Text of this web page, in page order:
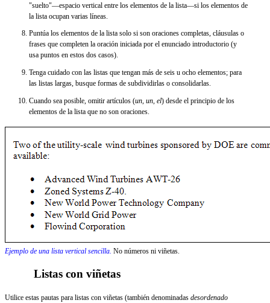
"suelto"—espacio vertical entre los elementos de la lista—si los elementos de
la lista ocupan varias líneas.
Puntúa los elementos de la lista solo si son oraciones completas, cláusulas o
frases que completen la oración iniciada por el enunciado introductorio (y
usa puntos en estos dos casos).
Tenga cuidado con las listas que tengan más de seis u ocho elementos; para
las listas largas, busque formas de subdividirlas o consolidarlas.
Cuando sea posible, omitir artículos (un un el) desde el principio de los
elementos de la lista que no son oraciones.
Ejemplo de una lista vertical sencilla. No números ni viñetas.
Listas con viñetas
Utilice estas pautas para listas con viñetas (también denominadas desordenado